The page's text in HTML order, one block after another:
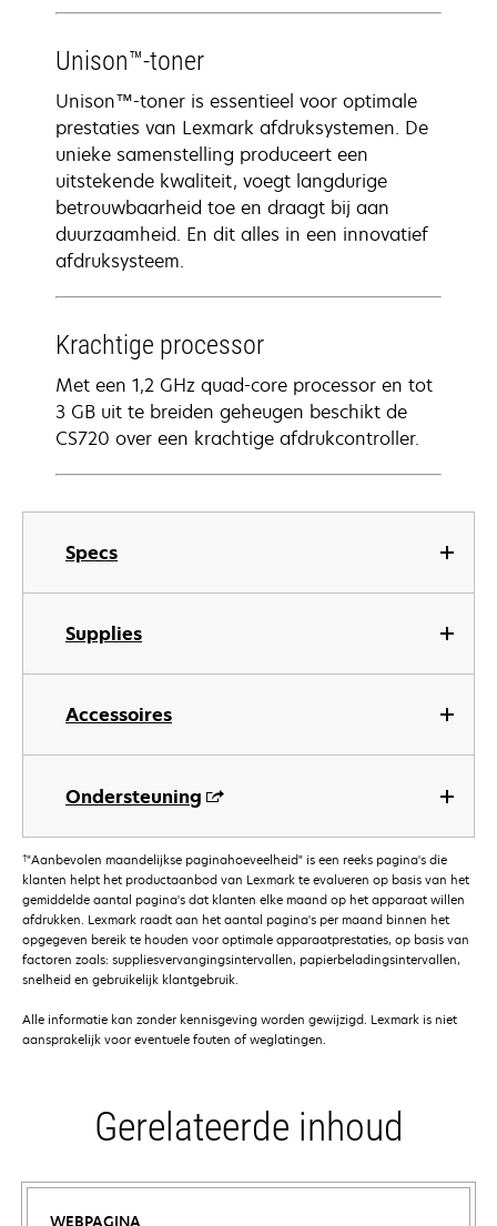
Specs
Supplies
Accessoires
Ondersteuning
Unison™-toner
Unison™-toner is essentieel voor optimale
prestaties van Lexmark afdruksystemen. De
unieke samenstelling produceert een
uitstekende kwaliteit, voegt langdurige
betrouwbaarheid toe en draagt bij aan
duurzaamheid. En dit alles in een innovatief
afdruksysteem.
Krachtige processor
Met een 1,2 GHz quad-core processor en tot
3 GB uit te breiden geheugen beschikt de
CS720 over een krachtige afdrukcontroller.
†"Aanbevolen maandelijkse paginahoeveelheid" is een reeks pagina's die
klanten helpt het productaanbod van Lexmark te evalueren op basis van het
gemiddelde aantal pagina's dat klanten elke maand op het apparaat willen
afdrukken. Lexmark raadt aan het aantal pagina's per maand binnen het
opgegeven bereik te houden voor optimale apparaatprestaties, op basis van
factoren zoals: suppliesvervangingsintervallen, papierbeladingsintervallen,
snelheid en gebruikelijk klantgebruik.
Alle informatie kan zonder kennisgeving worden gewijzigd. Lexmark is niet
aansprakelijk voor eventuele fouten of weglatingen.
Gerelateerde inhoud
WEBPAGINA